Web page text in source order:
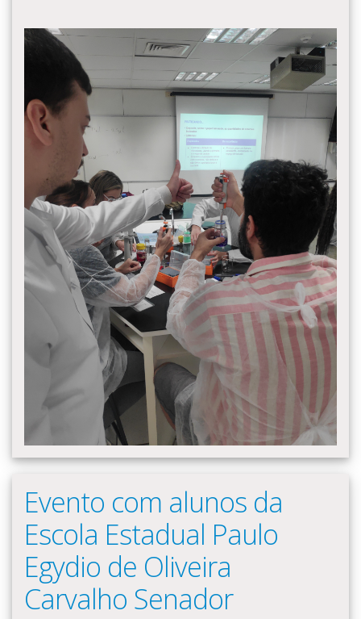
Evento com alunos da
Escola Estadual Paulo
Egydio de Oliveira
Carvalho Senador